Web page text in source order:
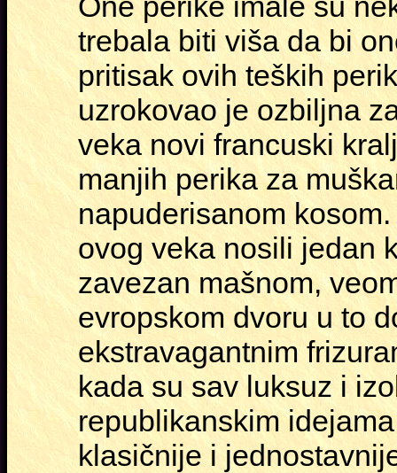
trebala biti viša da bi
pritisak ovih teških
uzrokovao je ozbiljna
veka novi francuski
manjih perika za
napuderisanom
ovog veka nosili jedan
zavezan mašnom,
evropskom dvoru u to
ekstravagantnim
kada su sav luksuz i
republikanskim
klasičnije i